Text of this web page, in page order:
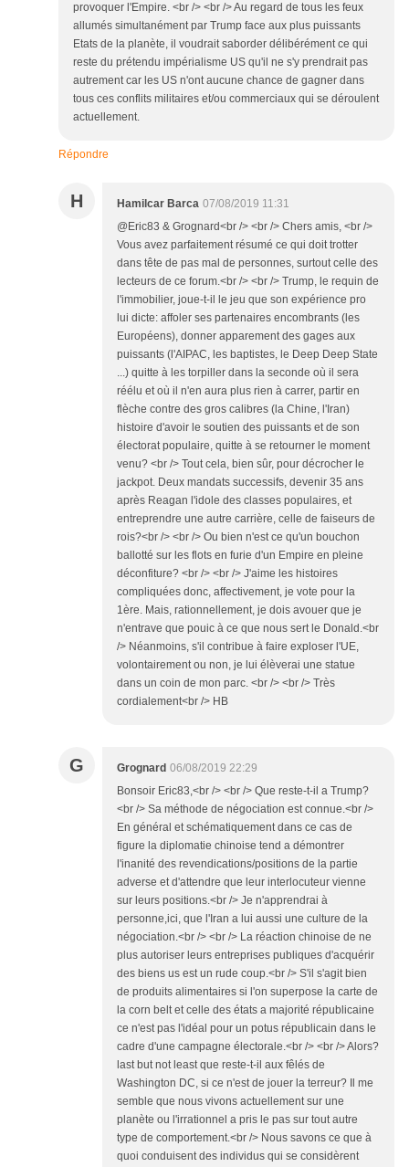
provoquer l'Empire. <br /> <br /> Au regard de tous les feux
allumés simultanément par Trump face aux plus puissants
Etats de la planète, il voudrait saborder délibérément ce qui
reste du prétendu impérialisme US qu'il ne s'y prendrait pas
autrement car les US n'ont aucune chance de gagner dans
tous ces conflits militaires et/ou commerciaux qui se déroulent
actuellement.
Répondre
H Hamilcar Barca 07/08/2019 11:31
@Eric83 & Grognard<br /> <br /> Chers amis, <br />
Vous avez parfaitement résumé ce qui doit trotter
dans tête de pas mal de personnes, surtout celle des
lecteurs de ce forum.<br /> <br /> Trump, le requin de
l'immobilier, joue-t-il le jeu que son expérience pro
lui dicte: affoler ses partenaires encombrants (les
Européens), donner apparement des gages aux
puissants (l'AIPAC, les baptistes, le Deep Deep State
...) quitte à les torpiller dans la seconde où il sera
réélu et où il n'en aura plus rien à carrer, partir en
flèche contre des gros calibres (la Chine, l'Iran)
histoire d'avoir le soutien des puissants et de son
électorat populaire, quitte à se retourner le moment
venu? <br /> Tout cela, bien sûr, pour décrocher le
jackpot. Deux mandats successifs, devenir 35 ans
après Reagan l'idole des classes populaires, et
entreprendre une autre carrière, celle de faiseurs de
rois?<br /> <br /> Ou bien n'est ce qu'un bouchon
ballotté sur les flots en furie d'un Empire en pleine
déconfiture? <br /> <br /> J'aime les histoires
compliquées donc, affectivement, je vote pour la
1ère. Mais, rationnellement, je dois avouer que je
n'entrave que pouic à ce que nous sert le Donald.<br
/> Néanmoins, s'il contribue à faire exploser l'UE,
volontairement ou non, je lui élèverai une statue
dans un coin de mon parc. <br /> <br /> Très
cordialement<br /> HB
G Grognard 06/08/2019 22:29
Bonsoir Eric83,<br /> <br /> Que reste-t-il a Trump?
<br /> Sa méthode de négociation est connue.<br />
En général et schématiquement dans ce cas de
figure la diplomatie chinoise tend a démontrer
l'inanité des revendications/positions de la partie
adverse et d'attendre que leur interlocuteur vienne
sur leurs positions.<br /> Je n'apprendrai à
personne,ici, que l'Iran a lui aussi une culture de la
négociation.<br /> <br /> La réaction chinoise de ne
plus autoriser leurs entreprises publiques d'acquérir
des biens us est un rude coup.<br /> S'il s'agit bien
de produits alimentaires si l'on superpose la carte de
la corn belt et celle des états a majorité républicaine
ce n'est pas l'idéal pour un potus républicain dans le
cadre d'une campagne électorale.<br /> <br /> Alors?
last but not least que reste-t-il aux fêlés de
Washington DC, si ce n'est de jouer la terreur? Il me
semble que nous vivons actuellement sur une
planète ou l'irrationnel a pris le pas sur tout autre
type de comportement.<br /> Nous savons ce que à
quoi conduisent des individus qui se considèrent